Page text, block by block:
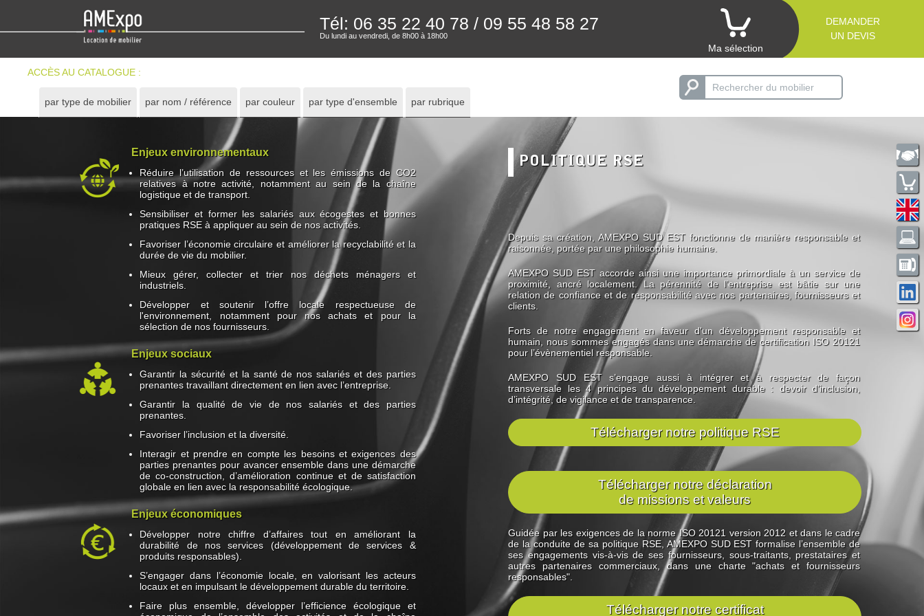
Tél: 06 35 22 40 78 / 09 55 48 58 27
Du lundi au vendredi, de 8h00 à 18h00
Ma sélection
DEMANDER
UN DEVIS
ACCÈS AU CATALOGUE :
par type de mobilier par nom / référence par couleur par type d'ensemble par rubrique
Enjeux environnementaux
Réduire l’utilisation de ressources et les émissions de CO2
relatives à notre activité, notamment au sein de la chaîne
logistique et de transport.
Sensibiliser et former les salariés aux écogestes et bonnes
pratiques RSE à appliquer au sein de nos activités.
Favoriser l’économie circulaire et améliorer la recyclabilité et la
durée de vie du mobilier.
Mieux gérer, collecter et trier nos déchets ménagers et
industriels.
Développer et soutenir l’offre locale respectueuse de
l'environnement, notamment pour nos achats et pour la
sélection de nos fournisseurs.
Enjeux sociaux
Garantir la sécurité et la santé de nos salariés et des parties
prenantes travaillant directement en lien avec l’entreprise.
Garantir la qualité de vie de nos salariés et des parties
prenantes.
Favoriser l’inclusion et la diversité.
Interagir et prendre en compte les besoins et exigences des
parties prenantes pour avancer ensemble dans une démarche
de co-construction, d’amélioration continue et de satisfaction
globale en lien avec la responsabilité écologique.
Enjeux économiques
Développer notre chiffre d’affaires tout en améliorant la
durabilité de nos services (développement de services &
produits responsables).
S’engager dans l’économie locale, en valorisant les acteurs
locaux et en impulsant le développement durable du territoire.
Faire plus ensemble, développer l’efficience écologique et
POLITIQUE RSE
Depuis sa création, AMEXPO SUD EST fonctionne de manière responsable et
raisonnée, portée par une philosophie humaine.
AMEXPO SUD EST accorde ainsi une importance primordiale à un service de
proximité, ancré localement. La pérennité de l’entreprise est bâtie sur une
relation de confiance et de responsabilité avec nos partenaires, fournisseurs et
clients.
Forts de notre engagement en faveur d'un développement responsable et
humain, nous sommes engagés dans une démarche de certification ISO 20121
pour l’évènementiel responsable.
AMEXPO SUD EST s’engage aussi à intégrer et à respecter de façon
transversale les 4 principes du développement durable : devoir d’inclusion,
d’intégrité, de vigilance et de transparence.
Télécharger notre politique RSE
Télécharger notre déclaration
de missions et valeurs
Guidée par les exigences de la norme ISO 20121 version 2012 et dans le cadre
de la conduite de sa politique RSE, AMEXPO SUD EST formalise l’ensemble de
ses engagements vis-à-vis de ses fournisseurs, sous-traitants, prestataires et
autres partenaires commerciaux, dans une charte "achats et fournisseurs
responsables".
Télécharger notre certificat